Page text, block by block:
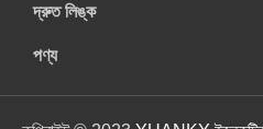
দ্রুত লিঙ্ক
পণ্য